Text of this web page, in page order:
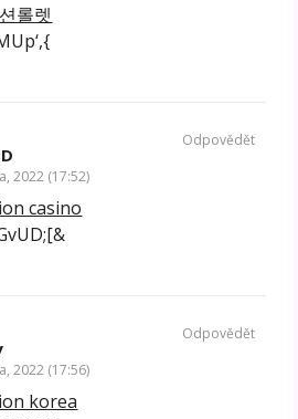
롤렛
2022 (17:52)
casino
Odpovědět
2022 (17:56)
korea
Odpovědět